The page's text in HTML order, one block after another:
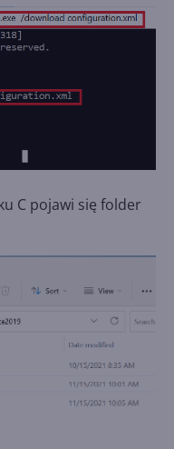
C pojawi się folder